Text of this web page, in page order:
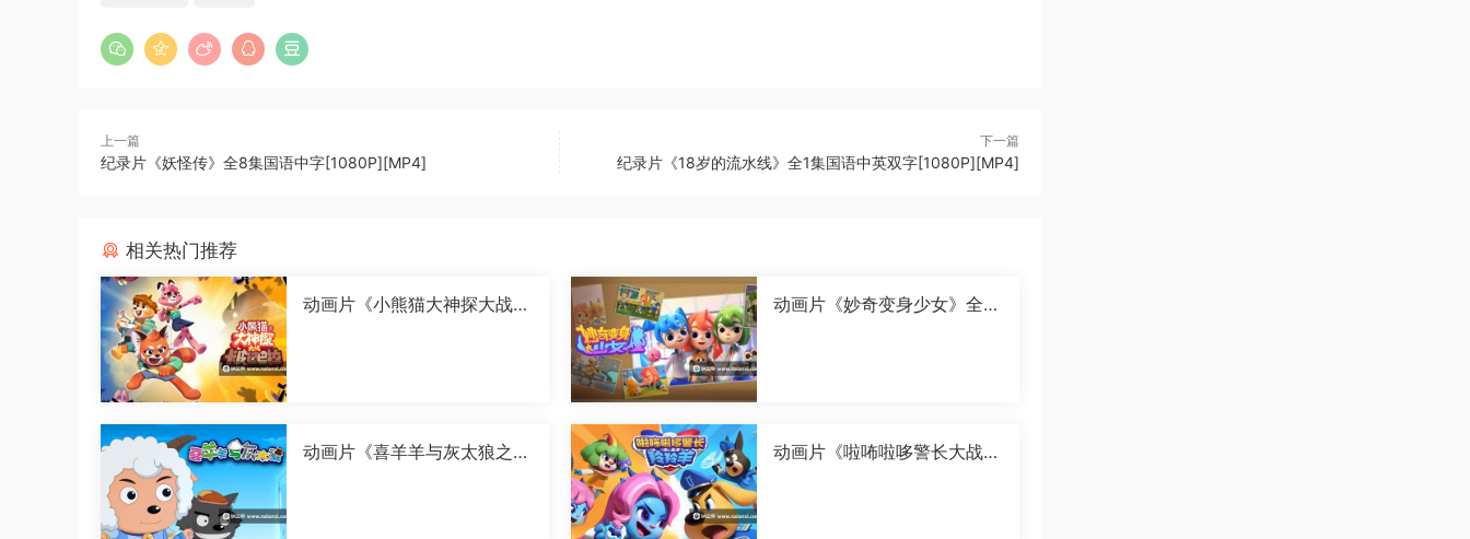
上一篇
纪录片《妖怪传》全8集国语中字[1080P][MP4]
下一篇
纪录片《18岁的流水线》全1集国语中英双字[1080P][MP4]
相关热门推荐
动画片《小熊猫大神探大战卡
动画片《妙奇变身少女》全2
动画片《喜羊羊与灰太狼之古
动画片《啦咘啦哆警长大战羚